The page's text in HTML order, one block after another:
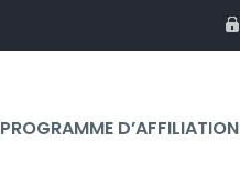
PROGRAMME D’AFFILIATION